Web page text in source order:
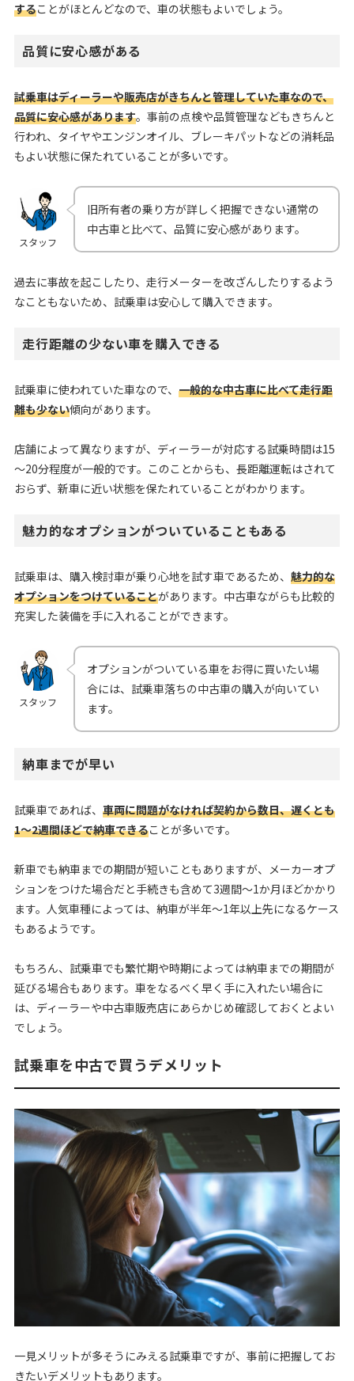
することがほとんどなので、車の状態もよいでしょう。
品質に安心感がある
試乗車はディーラーや販売店がきちんと管理していた車なので、
品質に安心感があります。事前の点検や品質管理などもきちんと
行われ、タイヤやエンジンオイル、ブレーキパットなどの消耗品
もよい状態に保たれていることが多いです。
スタッフ
旧所有者の乗り方が詳しく把握できない通常の
中古車と比べて、品質に安心感があります。
過去に事故を起こしたり、走行メーターを改ざんしたりするよう
なこともないため、試乗車は安心して購入できます。
走行距離の少ない車を購入できる
試乗車に使われていた車なので、 一般的な中古車に比べて走行距
離も少ない傾向があります。
店舗によって異なりますが、ディーラーが対応する試乗時間は15
～20分程度が一般的です。このことからも、長距離運転はされて
おらず、新車に近い状態を保たれていることがわかります。
魅力的なオプションがついていることもある
試乗車は、購入検討車が乗り心地を試す車であるため、 魅力的な
オプションをつけていることがあります。中古車ながらも比較的
充実した装備を手に入れることができます。
スタッフ
オプションがついている車をお得に買いたい場
合には、試乗車落ちの中古車の購入が向いてい
ます。
納車までが早い
試乗車であれば、 車両に問題がなければ契約から数日、遅くとも
1〜2週間ほどで納車できることが多いです。
新車でも納車までの期間が短いこともありますが、メーカーオプ
ションをつけた場合だと手続きも含めて3週間〜1か月ほどかかり
ます。人気車種によっては、納車が半年〜1年以上先になるケース
もあるようです。
もちろん、試乗車でも繁忙期や時期によっては納車までの期間が
延びる場合もあります。車をなるべく早く手に入れたい場合に
は、ディーラーや中古車販売店にあらかじめ確認しておくとよい
でしょう。
試乗車を中古で買うデメリット
一見メリットが多そうにみえる試乗車ですが、事前に把握してお
きたいデメリットもあります。